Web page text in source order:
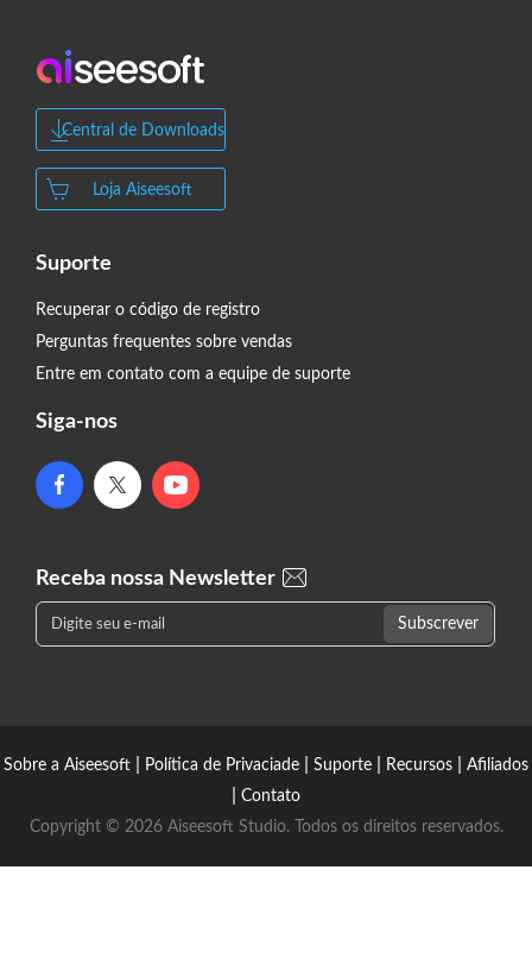
Central de Downloads
Loja Aiseesoft
Suporte
Recuperar o código de registro
Perguntas frequentes sobre vendas
Entre em contato com a equipe de suporte
Siga-nos
Receba nossa Newsletter
Sobre a Aiseesoft Política de Privaciade Suporte Recursos Afiliados
Contato
Copyright © 2026 Aiseesoft Studio. Todos os direitos reservados.